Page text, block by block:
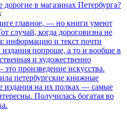
в магазинах Петербурга?
главное, — но книги умеют
случай, когда дороговизна не
информацию и текст почти
попроще, а то и вообще в
и художественно
произведение искусства.
петербургские книжные
издания на их полках — самые
Получилась богатая во